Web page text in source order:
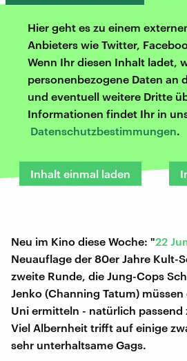
Hier geht es zu einem
Anbieters wie Twitter,
Wenn Ihr diesen Inhalt ladet,
personenbezogene Daten an
und eventuell weitere Dritte
Informationen findet Ihr in
Datenschutzbestimmungen.
Inhalt einmal laden
Neu im Kino diese Woche: "22
Neuauflage der 80er Jahre Kult-
zweite Runde, die Jung-Cops
Jenko (Channing Tatum)
Uni ermitteln - natürlich passend
Viel Albernheit trifft auf einige
sehr unterhaltsame Gags.